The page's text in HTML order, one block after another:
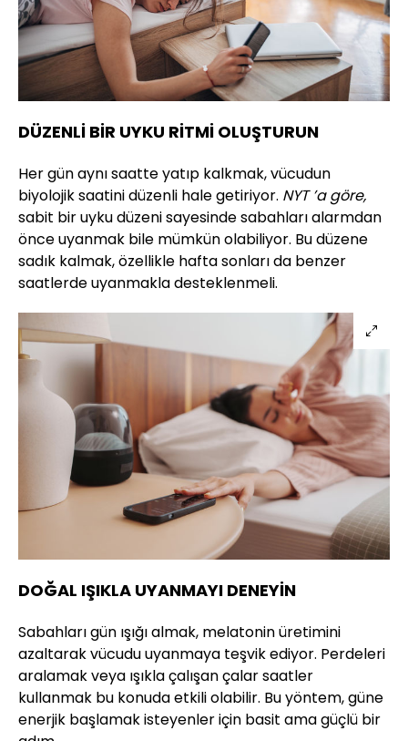
DÜZENLİ BİR UYKU RİTMİ OLUŞTURUN
Her gün aynı saatte yatıp kalkmak, vücudun
biyolojik saatini düzenli hale getiriyor. NYT ’a göre,
sabit bir uyku düzeni sayesinde sabahları alarmdan
önce uyanmak bile mümkün olabiliyor. Bu düzene
sadık kalmak, özellikle hafta sonları da benzer
saatlerde uyanmakla desteklenmeli.
DOĞAL IŞIKLA UYANMAYI DENEYİN
Sabahları gün ışığı almak, melatonin üretimini
azaltarak vücudu uyanmaya teşvik ediyor. Perdeleri
aralamak veya ışıkla çalışan çalar saatler
kullanmak bu konuda etkili olabilir. Bu yöntem, güne
enerjik başlamak isteyenler için basit ama güçlü bir